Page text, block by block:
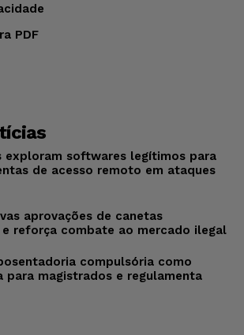
PDF
exploram softwares legítimos para
de acesso remoto em ataques
aprovações de canetas
e reforça combate ao mercado ilegal
compulsória como
para magistrados e regulamenta